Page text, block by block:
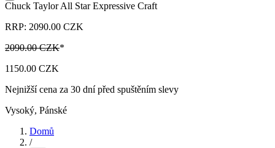
Chuck Taylor All Star Expressive Craft
RRP: 2090.00 CZK
2090.00 CZK*
1150.00 CZK
Nejnižší cena za 30 dní před spuštěním slevy
Vysoký, Pánské
Domů
/